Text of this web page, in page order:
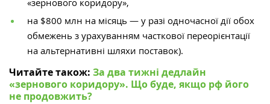
«зернового коридору»,
на $800 млн на місяць — у разі одночасної дії обох
обмежень з урахуванням часткової переорієнтації
на альтернативні шляхи поставок).
Читайте також: За два тижні дедлайн
«зернового коридору». Що буде, якщо рф його
не продовжить?